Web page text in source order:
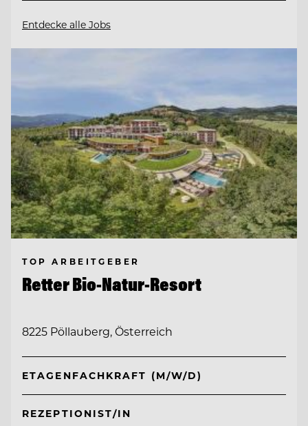
Entdecke alle Jobs
TOP ARBEITGEBER
Retter Bio-Natur-Resort
8225 Pöllauberg, Österreich
ETAGENFACHKRAFT (M/W/D)
REZEPTIONIST/IN